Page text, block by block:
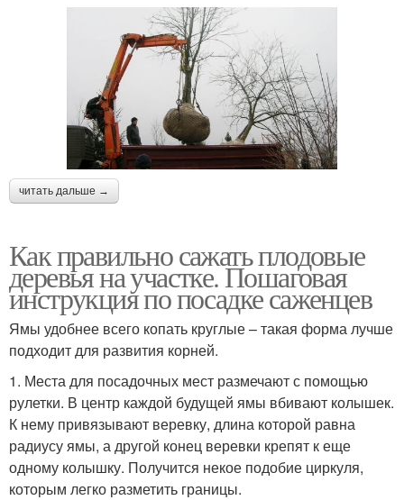
читать дальше →
Как правильно сажать плодовые
деревья на участке. Пошаговая
инструкция по посадке саженцев
Ямы удобнее всего копать круглые – такая форма лучше
подходит для развития корней.
1. Места для посадочных мест размечают с помощью
рулетки. В центр каждой будущей ямы вбивают колышек.
К нему привязывают веревку, длина которой равна
радиусу ямы, а другой конец веревки крепят к еще
одному колышку. Получится некое подобие циркуля,
которым легко разметить границы.